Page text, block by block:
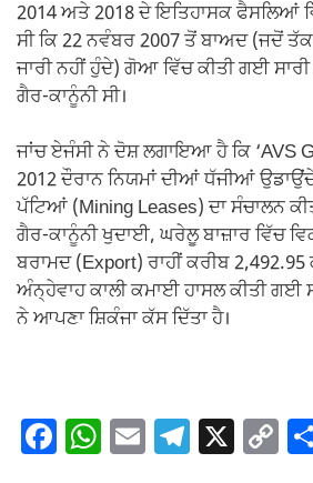
2014 ਅਤੇ 2018 ਦੇ ਇਤਿਹਾਸਕ ਫੈਸਲਿਆਂ
ਸੀ ਕਿ 22 ਨਵੰਬਰ 2007 ਤੋਂ ਬਾਅਦ (ਜਦੋਂ
ਜਾਰੀ ਨਹੀਂ ਹੁੰਦੇ) ਗੋਆ ਵਿੱਚ ਕੀਤੀ ਗਈ
ਗੈਰ-ਕਾਨੂੰਨੀ ਸੀ।
ਜਾਂਚ ਏਜੰਸੀ ਨੇ ਦੋਸ਼ ਲਗਾਇਆ ਹੈ ਕਿ ‘AVS
2012 ਦੌਰਾਨ ਨਿਯਮਾਂ ਦੀਆਂ ਧੱਜੀਆਂ
ਪੱਟਿਆਂ (Mining Leases) ਦਾ ਸੰਚਾਲਨ
ਗੈਰ-ਕਾਨੂੰਨੀ ਖੁਦਾਈ, ਘਰੇਲੂ ਬਾਜ਼ਾਰ ਵਿੱਚ
ਬਰਾਮਦ (Export) ਰਾਹੀਂ ਕਰੀਬ
ਅੰਨ੍ਹੇਵਾਹ ਕਾਲੀ ਕਮਾਈ ਹਾਸਲ ਕੀਤੀ ਗਈ
ਨੇ ਆਪਣਾ ਸ਼ਿਕੰਜਾ ਕੱਸ ਦਿੱਤਾ ਹੈ।
F W E T X C